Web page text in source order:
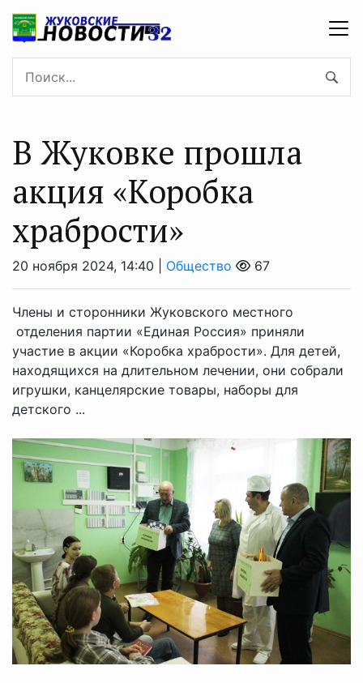
В Жуковке прошла
акция «Коробка
храбрости»
20 ноября 2024, 14:40 | Общество 67
Члены и сторонники Жуковского местного
отделения партии «Единая Россия» приняли
участие в акции «Коробка храбрости». Для детей,
находящихся на длительном лечении, они собрали
игрушки, канцелярские товары, наборы для
детского ...